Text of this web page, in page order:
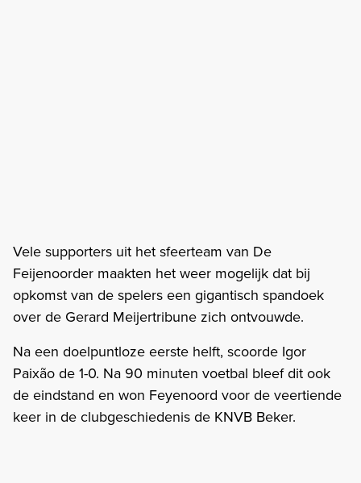
Vele supporters uit het sfeerteam van De
Feijenoorder maakten het weer mogelijk dat bij
opkomst van de spelers een gigantisch spandoek
over de Gerard Meijertribune zich ontvouwde.
Na een doelpuntloze eerste helft, scoorde Igor
Paixão de 1-0. Na 90 minuten voetbal bleef dit ook
de eindstand en won Feyenoord voor de veertiende
keer in de clubgeschiedenis de KNVB Beker.